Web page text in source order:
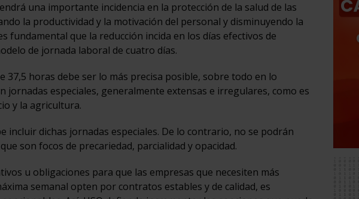
una importante incidencia en la protección de la salud de las
la productividad y la motivación del personal y disminuyendo la
fundamental que la reducción incida en los días efectivos de
de jornada laboral de cuatro días.
37,5 horas debe ser lo más precisa posible, sobre todo en lo
especiales, generalmente extensas e irregulares, como es
y la agricultura.
incluir dichas jornadas especiales. De lo contrario, no se podrán
son focos de precariedad, parcialidad y opacidad.
u obligaciones para que las empresas que necesiten más
semanal opten por contratos estables y de calidad, es